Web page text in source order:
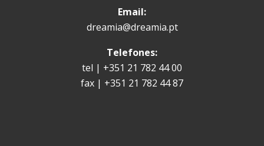
Email:
dreamia@dreamia.pt
Telefones:
tel | +351 21 782 44 00
fax | +351 21 782 44 87